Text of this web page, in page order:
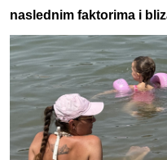
naslednim faktorima i